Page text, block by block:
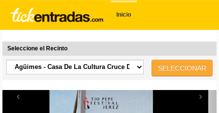
Inicio
Seleccione el Recinto
SELECCIONAR
‹ ›